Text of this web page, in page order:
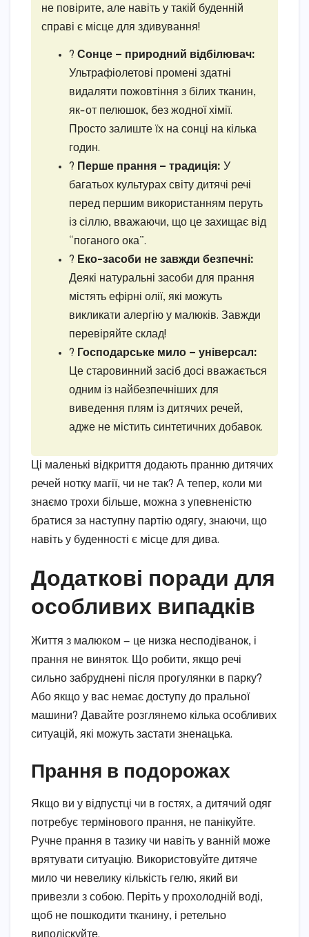
не повірите, але навіть у такій буденній
справі є місце для здивування!
? Сонце — природний відбілювач:
Ультрафіолетові промені здатні
видаляти пожовтіння з білих тканин,
як-от пелюшок, без жодної хімії.
Просто залиште їх на сонці на кілька
годин.
? Перше прання — традиція: У
багатьох культурах світу дитячі речі
перед першим використанням перуть
із сіллю, вважаючи, що це захищає від
“поганого ока”.
? Еко-засоби не завжди безпечні:
Деякі натуральні засоби для прання
містять ефірні олії, які можуть
викликати алергію у малюків. Завжди
перевіряйте склад!
? Господарське мило — універсал:
Це старовинний засіб досі вважається
одним із найбезпечніших для
виведення плям із дитячих речей,
адже не містить синтетичних добавок.
Ці маленькі відкриття додають пранню дитячих
речей нотку магії, чи не так? А тепер, коли ми
знаємо трохи більше, можна з упевненістю
братися за наступну партію одягу, знаючи, що
навіть у буденності є місце для дива.
Додаткові поради для
особливих випадків
Життя з малюком — це низка несподіванок, і
прання не виняток. Що робити, якщо речі
сильно забруднені після прогулянки в парку?
Або якщо у вас немає доступу до пральної
машини? Давайте розглянемо кілька особливих
ситуацій, які можуть застати зненацька.
Прання в подорожах
Якщо ви у відпустці чи в гостях, а дитячий одяг
потребує термінового прання, не панікуйте.
Ручне прання в тазику чи навіть у ванній може
врятувати ситуацію. Використовуйте дитяче
мило чи невелику кількість гелю, який ви
привезли з собою. Періть у прохолодній воді,
щоб не пошкодити тканину, і ретельно
виполіскуйте.